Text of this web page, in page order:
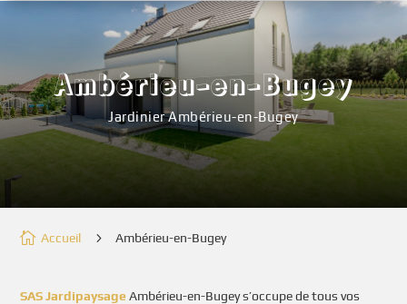
Ambérieu-en-Bugey
Jardinier Ambérieu-en-Bugey
 Accueil 5 Ambérieu-en-Bugey
SAS JardipaysageAmbérieu-en-Bugey s’occupe de tous vos